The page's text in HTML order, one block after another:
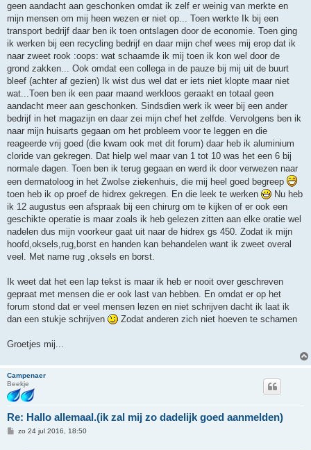
geen aandacht aan geschonken omdat ik zelf er weinig van merkte en
mijn mensen om mij heen wezen er niet op... Toen werkte Ik bij een
transport bedrijf daar ben ik toen ontslagen door de economie. Toen ging
ik werken bij een recycling bedrijf en daar mijn chef wees mij erop dat ik
naar zweet rook :oops: wat schaamde ik mij toen ik kon wel door de
grond zakken... Ook omdat een collega in de pauze bij mij uit de buurt
bleef (achter af gezien) Ik wist dus wel dat er iets niet klopte maar niet
wat...Toen ben ik een paar maand werkloos geraakt en totaal geen
aandacht meer aan geschonken. Sindsdien werk ik weer bij een ander
bedrijf in het magazijn en daar zei mijn chef het zelfde. Vervolgens ben ik
naar mijn huisarts gegaan om het probleem voor te leggen en die
reageerde vrij goed (die kwam ook met dit forum) daar heb ik aluminium
cloride van gekregen. Dat hielp wel maar van 1 tot 10 was het een 6 bij
normale dagen. Toen ben ik terug gegaan en werd ik door verwezen naar
een dermatoloog in het Zwolse ziekenhuis, die mij heel goed begreep
toen heb ik op proef de hidrex gekregen. En die leek te werken
Nu heb
ik 12 augustus een afspraak bij een chirurg om te kijken of er ook een
geschikte operatie is maar zoals ik heb gelezen zitten aan elke oratie wel
nadelen dus mijn voorkeur gaat uit naar de hidrex gs 450. Zodat ik mijn
hoofd,oksels,rug,borst en handen kan behandelen want ik zweet overal
veel. Met name rug ,oksels en borst.
Ik weet dat het een lap tekst is maar ik heb er nooit over geschreven
gepraat met mensen die er ook last van hebben. En omdat er op het
forum stond dat er veel mensen lezen en niet schrijven dacht ik laat ik
dan een stukje schrijven
Zodat anderen zich niet hoeven te schamen
Groetjes mij...
Campenaer
Beekje
Re: Hallo allemaal.(ik zal mij zo dadelijk goed aanmelden)
Bzo 24 jul 2016, 18:50